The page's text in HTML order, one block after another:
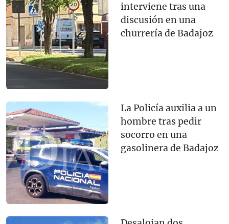
interviene tras una
discusión en una
churrería de Badajoz
La Policía auxilia a un
hombre tras pedir
socorro en una
gasolinera de Badajoz